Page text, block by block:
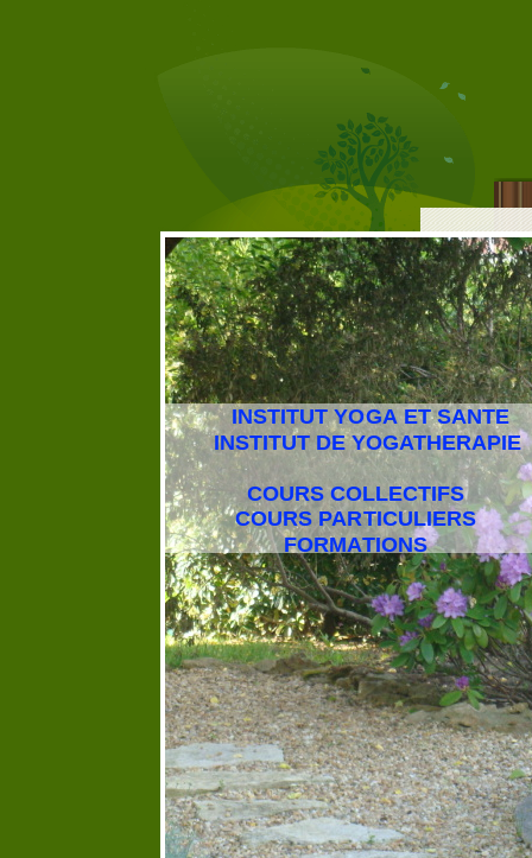
INSTITUT YOGA ET SANTE
INSTITUT DE YOGATHERAPIE
COURS COLLECTIFS
COURS PARTICULIERS
FORMATIONS